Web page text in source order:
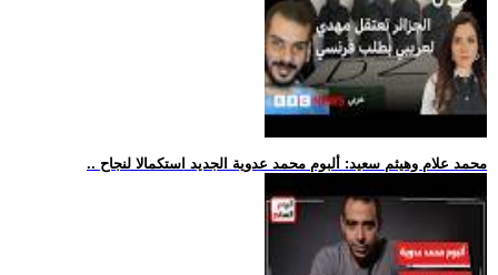
.. محمد علام وهيثم سعيد: ألبوم محمد عدوية الجديد استكمالا لنجاح